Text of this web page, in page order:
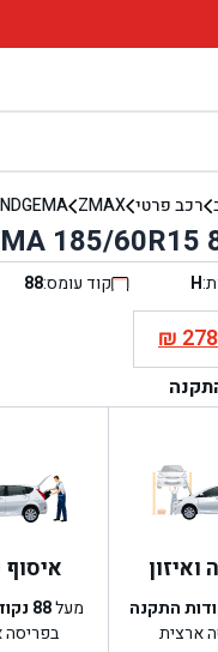
רכב פרטי ZMAX
185/60R15
H קוד עומס:88
₪278
התקנה
ארצית
מעל88
בפריסה